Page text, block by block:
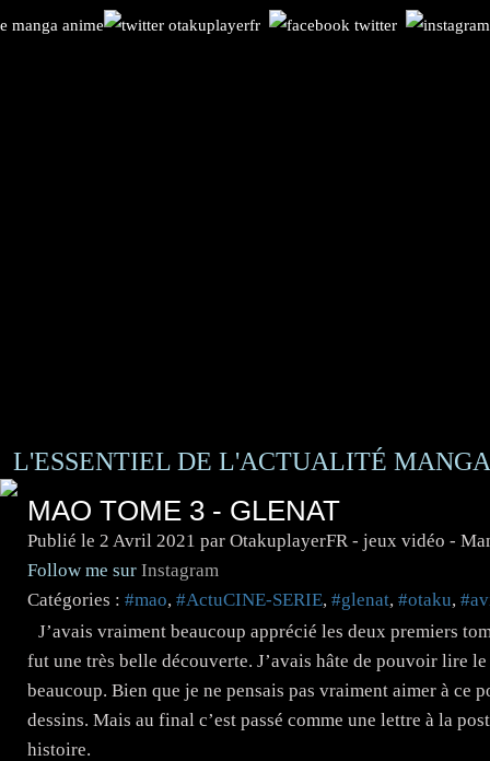
L'ESSENTIEL DE L'ACTUALITÉ
MAO TOME 3 - GLENAT
Publié le 2 Avril 2021 par OtakuplayerFR - jeux vidéo -
Follow me sur Instagram
Catégories : #mao, #ActuCINE-SERIE, #glenat, #otaku,
J’avais vraiment beaucoup apprécié les deux premiers
fut une très belle découverte. J’avais hâte de pouvoir lire
beaucoup. Bien que je ne pensais pas vraiment aimer à ce
dessins. Mais au final c’est passé comme une lettre à la
histoire.